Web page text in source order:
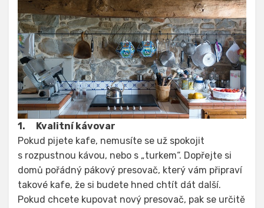
1.
Kvalitní kávovar
Pokud pijete kafe, nemusíte se už spokojit
s rozpustnou kávou, nebo s „turkem“. Dopřejte si
domů pořádný pákový presovač, který vám připraví
takové kafe, že si budete hned chtít dát další.
Pokud chcete kupovat nový presovač, pak se určitě